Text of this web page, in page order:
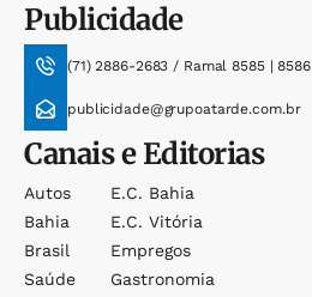
Publicidade
(71) 2886-2683 / Ramal 8585 | 8586
publicidade@grupoatarde.com.br
Canais e Editorias
Autos
Bahia
Brasil
Saúde
E.c. Bahia
E.c. Vitória
Empregos
Gastronomia